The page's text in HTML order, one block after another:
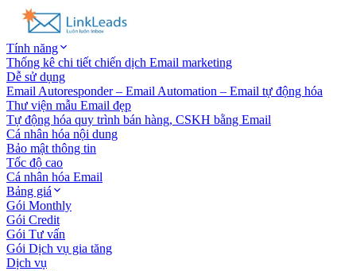
Tính năng
Thống kê chi tiết chiến dịch Email marketing
Dễ sử dụng
Email Autoresponder – Email Automation – Email tự động hóa
Thư viện mẫu Email đẹp
Tự động hóa quy trình bán hàng, CSKH bằng Email
Cá nhân hóa nội dung
Bảo mật thông tin
Tốc độ cao
Cá nhân hóa Email
Bảng giá
Gói Monthly
Gói Credit
Gói Tư vấn
Gói Dịch vụ gia tăng
Dịch vụ